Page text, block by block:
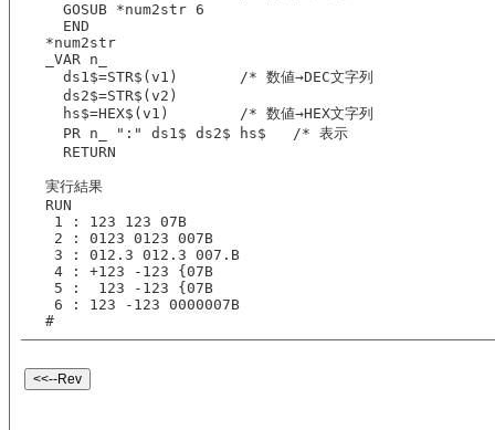
  GOSUB *num2str 6
  END
*num2str
_VAR n_
  ds1$=STR$(v1)       /* 数値→DEC文字列
  ds2$=STR$(v2)
  hs$=HEX$(v1)        /* 数値→HEX文字列
  PR n_ ":" ds1$ ds2$ hs$   /* 表示
  RETURN
実行結果
RUN
1 : 123 123 07B
2 : 0123 0123 007B
3 : 012.3 012.3 007.B
4 : +123 -123 {07B
5 :  123 -123 {07B
6 : 123 -123 0000007B
#